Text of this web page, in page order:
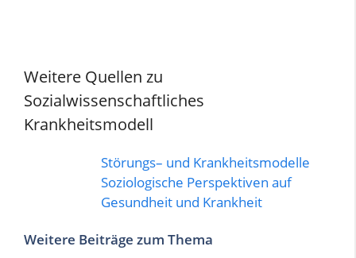
Weitere Quellen zu
Sozialwissenschaftliches
Krankheitsmodell
Störungs– und Krankheitsmodelle
Soziologische Perspektiven auf
Gesundheit und Krankheit
Weitere Beiträge zum Thema